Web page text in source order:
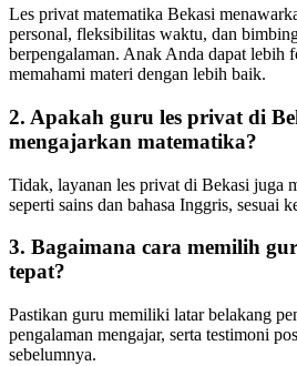
Les privat matematika Bekasi
personal, fleksibilitas waktu, dan
berpengalaman. Anak Anda dapat lebih
memahami materi dengan lebih baik.
2. Apakah guru les privat di
mengajarkan matematika?
Tidak, layanan les privat di Bekasi juga
seperti sains dan bahasa Inggris, sesuai
3. Bagaimana cara memilih
tepat?
Pastikan guru memiliki latar belakang
pengalaman mengajar, serta testimoni
sebelumnya.